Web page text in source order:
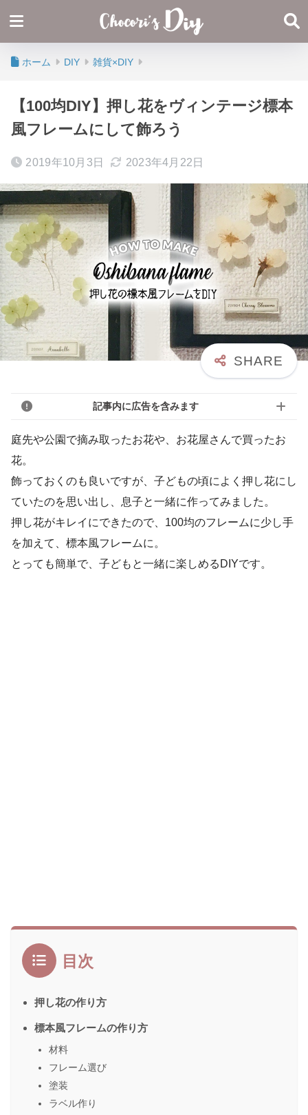
ホーム DIY 雑貨×DIY
【100均DIY】押し花をヴィンテージ標本
風フレームにして飾ろう
2019年10月3日 2023年4月22日
記事内に広告を含みます
庭先や公園で摘み取ったお花や、お花屋さんで買ったお
花。
飾っておくのも良いですが、子どもの頃によく押し花にし
ていたのを思い出し、息子と一緒に作ってみました。
押し花がキレイにできたので、100均のフレームに少し手
を加えて、標本風フレームに。
とっても簡単で、子どもと一緒に楽しめるDIYです。
目次
押し花の作り方
標本風フレームの作り方
材料
フレーム選び
塗装
ラベル作り